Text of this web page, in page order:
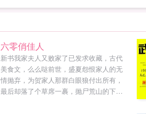
六零俏佳人
新书我家夫人又败家了已发求收藏，古代
美食文，么么哒前世，盛夏怨恨家人的无
情抛弃，为贺家人那群白眼狼付出所有，
最后却落了个草席一裹，抛尸荒山的下